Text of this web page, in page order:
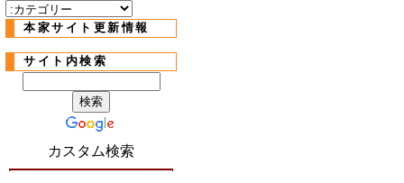
本家サイト更新情報
サイト内検索
カスタム検索